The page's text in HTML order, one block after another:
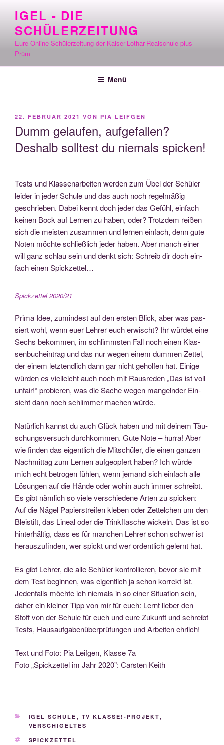
springen
IGEL - DIE
SCHÜLERZEITUNG
Eure Online-Schülerzeitung der Kaiser-Lothar-Realschule plus
Prüm
Menü
VERÖFFENTLICHT
22. FEBRUAR 2021 VON PIA LEIFGEN
Dumm gelaufen, aufgefallen?
Deshalb solltest du niemals spicken!
Tests und Klas­sen­ar­bei­ten wer­den zum Übel der Schü­ler
lei­der in jeder Schu­le und das auch noch regel­mä­ßig
geschrie­ben. Dabei kennt doch jeder das Gefühl, ein­fach
kei­nen Bock auf Ler­nen zu haben, oder? Trotz­dem rei­ßen
sich die meis­ten zusam­men und ler­nen ein­fach, denn gute
Noten möch­te schließ­lich jeder haben. Aber manch einer
will ganz schlau sein und denkt sich: Schreib dir doch ein­
fach einen Spickzettel…
Spick­zet­tel 2020/21
Pri­ma Idee, zumin­dest auf den ers­ten Blick, aber was pas­
siert wohl, wenn euer Leh­rer euch erwischt? Ihr wür­det eine
Sechs bekom­men, im schlimms­ten Fall noch einen Klas­
sen­buch­ein­trag und das nur wegen einem dum­men Zet­tel,
der einem letzt­end­lich dann gar nicht gehol­fen hat. Eini­ge
wür­den es viel­leicht auch noch mit Raus­re­den „Das ist voll
unfair!“ pro­bie­ren, was die Sache wegen man­geln­der Ein­
sicht dann noch schlim­mer machen würde.
Natür­lich kannst du auch Glück haben und mit dei­nem Täu­
schungs­ver­such durch­kom­men. Gute Note – hur­ra! Aber
wie fin­den das eigent­lich die Mit­schü­ler, die einen gan­zen
Nach­mit­tag zum Ler­nen auf­ge­op­fert haben? Ich wür­de
mich echt betro­gen füh­len, wenn jemand sich ein­fach alle
Lösun­gen auf die Hän­de oder wohin auch immer schreibt.
Es gibt näm­lich so vie­le ver­schie­de­ne Arten zu spi­cken:
Auf die Nägel Papier­strei­fen kle­ben oder Zet­tel­chen um den
Blei­stift, das Line­al oder die Trink­fla­sche wickeln. Das ist so
hin­ter­häl­tig, dass es für man­chen Leh­rer schon schwer ist
her­aus­zu­fin­den, wer spickt und wer ordent­lich gelernt hat.
Es gibt Leh­rer, die alle Schü­ler kon­trol­lie­ren, bevor sie mit
dem Test begin­nen, was eigent­lich ja schon kor­rekt ist.
Jeden­falls möch­te ich nie­mals in so einer Situa­ti­on sein,
daher ein klei­ner Tipp von mir für euch: Lernt lie­ber den
Stoff von der Schu­le für euch und eure Zukunft und schreibt
Tests, Haus­auf­ga­ben­über­prü­fun­gen und Arbei­ten ehrlich!
Text und Foto: Pia Leif­gen, Klas­se 7a
Foto „Spick­zet­tel im Jahr 2020”: Cars­ten Keith
KATEGORIEN
IGEL SCHULE , TV KLASSE!-PROJEKT,
VERSCHIGELTES
SCHLAGWÖRTER
SPICKZETTEL